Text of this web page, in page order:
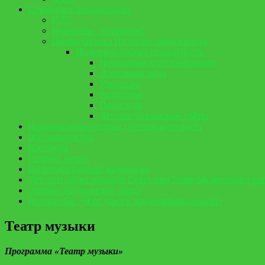
Странички безопасности
ПДД
Внимание, терроризм!
Профилактика Интернет-зависимости
Информационная безопасность
Нормативное регулирование
Локальные акты
Ученикам
Родителям
Педагогам
Детские безопасные сайты
Национальная система учительского роста
Наставничество
Контакты
Горячие линии
Информационные материалы
Детский общественный Совет при Главе Медвенского
Охрана окружающей среды
Велопробег «Нам дороги эти позабыть нельзя!»
Театр музыки
Программа «Театр музыки»